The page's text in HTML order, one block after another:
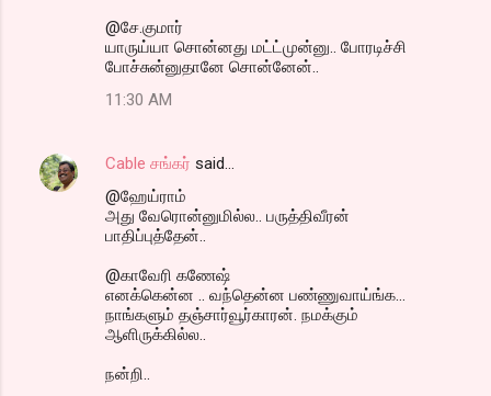
@சே.குமார்
யாருய்யா சொன்னது மட்ட்முன்னு.. போரடிச்சி
போச்சுன்னுதானே சொன்னேன்..
11:30 AM
Cable சங்கர் said…
@ஹேய்ராம்
அது வேரொன்னுமில்ல.. பருத்திவீரன்
பாதிப்புத்தேன்..
@காவேரி கணேஷ்
எனக்கென்ன .. வந்தென்ன பண்ணுவாய்ங்க...
நாங்களும் தஞ்சார்வூர்காரன். நமக்கும்
ஆளிருக்கில்ல..
நன்றி..